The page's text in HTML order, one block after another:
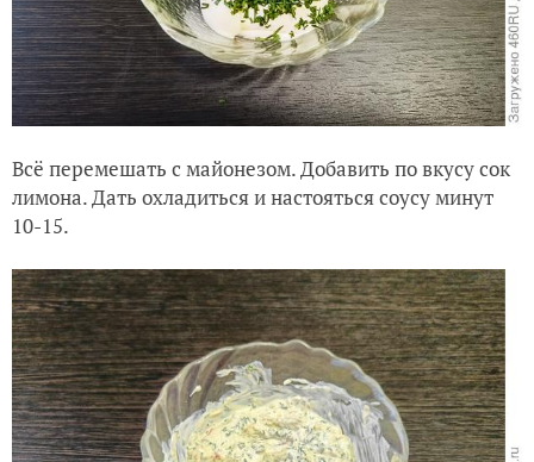
Всё перемешать с майонезом. Добавить по вкусу сок
лимона. Дать охладиться и настояться соусу минут
10-15.